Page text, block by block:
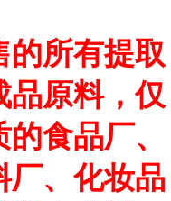
的所有提取
品原料，仅
食品厂、
厂、化妆品